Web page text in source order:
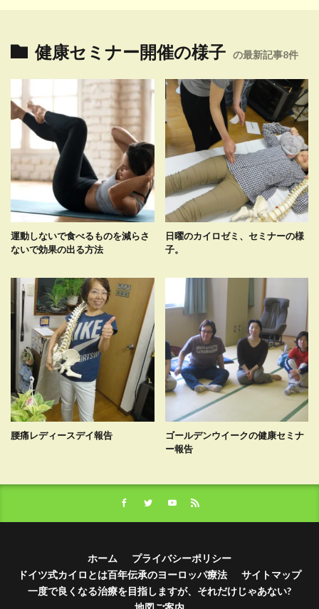
健康セミナー開催の様子 の最新記事8件
運動しないで食べるものを減らさ
ないで効果の出る方法
日曜のカイロゼミ、セミナーの様
子。
腰痛レディースデイ報告
ゴールデンウイークの健康セミナ
ー報告
ホーム
プライバシーポリシー
ドイツ式カイロとは百年伝承のヨーロッパ療法
サイトマップ
一度で良くなる治療を目指しますが、それだけじゃあない?